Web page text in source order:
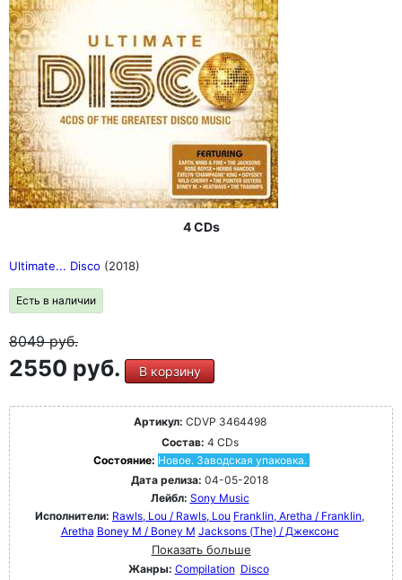
4 CDs
Ultimate... Disco (2018)
Есть в наличии
8049руб.
2550 руб. В корзину
Артикул: CDVP 3464498
Состав: 4 CDs
Состояние: Новое. Заводская упаковка.
Дата релиза: 04-05-2018
Лейбл: Sony Music
Исполнители: Rawls, Lou / Rawls, Lou Franklin, Aretha / Franklin,
Aretha Boney M / Boney M Jacksons (The) / Джексонс
Показать больше
Жанры: Compilation Disco